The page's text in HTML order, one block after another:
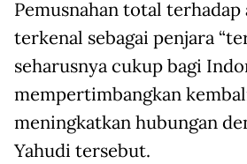
Pemusnahan total terhadap
terkenal sebagai penjara
seharusnya cukup bagi
mempertimbangkan
meningkatkan hubungan
Yahudi tersebut.